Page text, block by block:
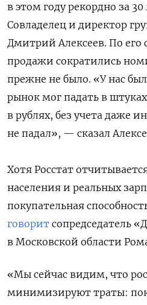
в этом году рекордно за 30
Совладелец и директор
Дмитрий Алексеев. По его
продажи сократились
прежне не было. «У нас
рынок мог падать в
в рублях, без учета даже
не падал», — сказал
Хотя Росстат
населения и реальных
покупательная
говорит сопредседатель
в Московской области
«Мы сейчас видим, что
минимизируют траты: